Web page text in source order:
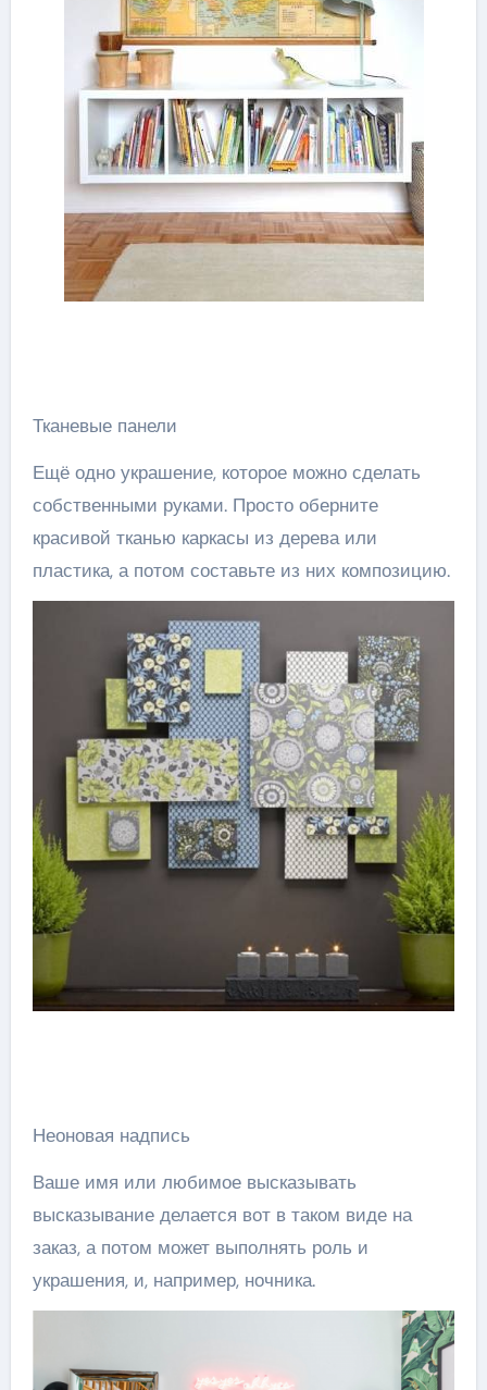
Тканевые панели
Ещё одно украшение, которое можно сделать
собственными руками. Просто оберните
красивой тканью каркасы из дерева или
пластика, а потом составьте из них композицию.
Неоновая надпись
Ваше имя или любимое высказывать
высказывание делается вот в таком виде на
заказ, а потом может выполнять роль и
украшения, и, например, ночника.